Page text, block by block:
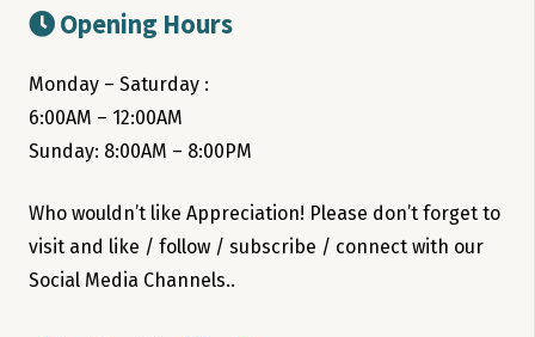
Opening Hours
Monday – Saturday :
6:00AM – 12:00AM
Sunday: 8:00AM – 8:00PM
Who wouldn’t like Appreciation! Please don’t forget to
visit and like / follow / subscribe / connect with our
Social Media Channels..